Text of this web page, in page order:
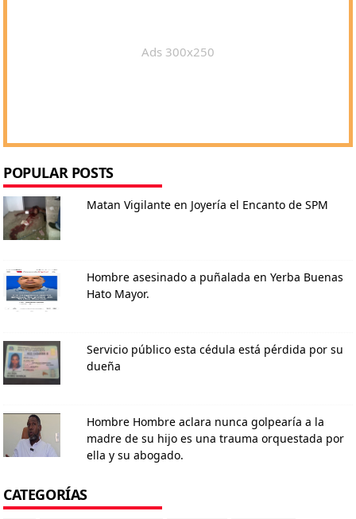
Ads 300x250
POPULAR POSTS
Matan Vigilante en Joyería el Encanto de SPM
Hombre asesinado a puñalada en Yerba Buenas
Hato Mayor.
Servicio público esta cédula está pérdida por su
dueña
Hombre Hombre aclara nunca golpearía a la
madre de su hijo es una trauma orquestada por
ella y su abogado.
CATEGORÍAS